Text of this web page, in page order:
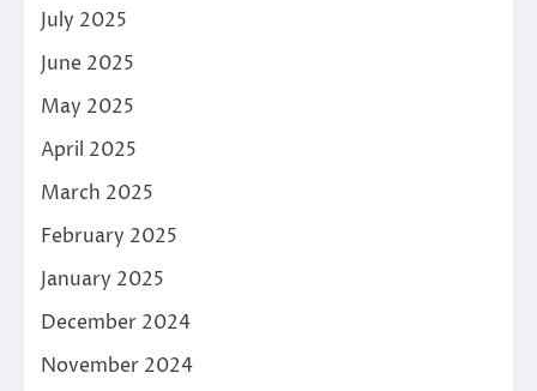
July 2025
June 2025
May 2025
April 2025
March 2025
February 2025
January 2025
December 2024
November 2024